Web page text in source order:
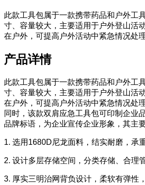
此款工具包属于一款携带药品和户外工
寸、容量较大，主要适用于户外登山活
在户外，可提高户外活动中紧急情况处
产品详情
此款工具包属于一款携带药品和户外工
寸、容量较大，主要适用于户外登山活
在户外，可提高户外活动中紧急情况处
同时，该款双肩应急工具包可印制企业
品牌标语，为企业宣传企业形象，其主
1. 选用1680D尼龙面料，结实耐磨，承
2. 设计多层存储空间，分类存储、合理
3. 厚实三明治网背负设计，柔软有弹性